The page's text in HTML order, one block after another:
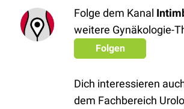
Folge dem Kanal
weitere Gynäkologie-
Folgen
Dich interessieren
dem Fachbereich